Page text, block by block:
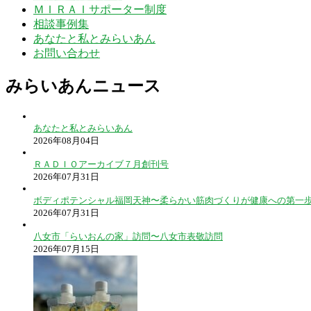
ＭＩＲＡＩサポーター制度
相談事例集
あなたと私とみらいあん
お問い合わせ
みらいあんニュース
あなたと私とみらいあん
2026年08月04日
ＲＡＤＩＯアーカイブ７月創刊号
2026年07月31日
ボディポテンシャル福岡天神〜柔らかい筋肉づくりが健康への第一
2026年07月31日
八女市「らいおんの家」訪問〜八女市表敬訪問
2026年07月15日